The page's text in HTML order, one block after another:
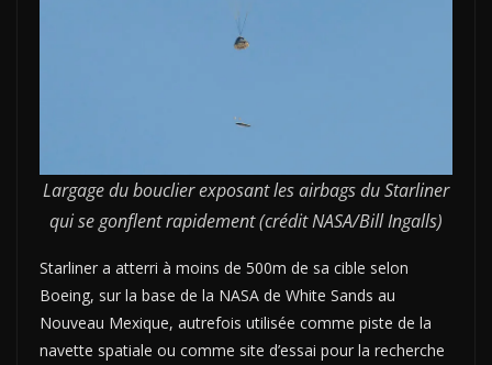
Largage du bouclier exposant les airbags du Starliner
qui se gonflent rapidement (crédit NASA/Bill Ingalls)
Starliner a atterri à moins de 500m de sa cible selon
Boeing, sur la base de la NASA de White Sands au
Nouveau Mexique, autrefois utilisée comme piste de la
navette spatiale ou comme site d’essai pour la recherche